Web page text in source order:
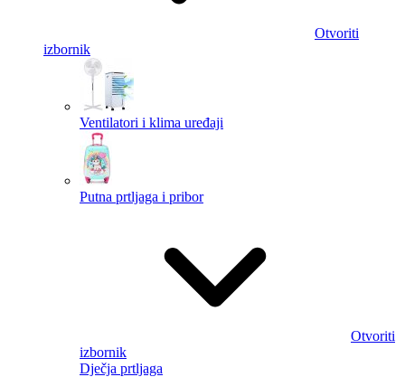
Otvoriti
izbornik
Ventilatori i klima uređaji
Putna prtljaga i pribor
Otvoriti
izbornik
Dječja prtljaga